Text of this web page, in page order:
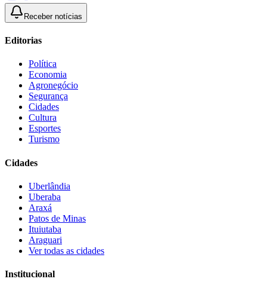
Receber notícias
Editorias
Política
Economia
Agronegócio
Segurança
Cidades
Cultura
Esportes
Turismo
Cidades
Uberlândia
Uberaba
Araxá
Patos de Minas
Ituiutaba
Araguari
Ver todas as cidades
Institucional